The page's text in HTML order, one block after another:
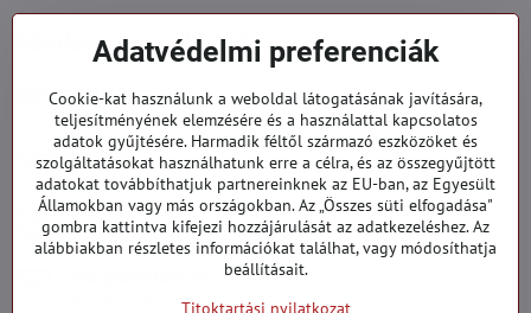
Minden a vásárlásról
Megrendelések
Kategóriák
919 060 751
Hétfő - Péntek: 09:00 - 15:00 hod.
Adatvédelmi preferenciák
Cookie-kat használunk a weboldal látogatásának javítására,
teljesítményének elemzésére és a használattal kapcsolatos
adatok gyűjtésére. Harmadik féltől származó eszközöket és
szolgáltatásokat használhatunk erre a célra, és az összegyűjtött
adatokat továbbíthatjuk partnereinknek az EU-ban, az Egyesült
Államokban vagy más országokban. Az „Összes süti elfogadása"
gombra kattintva kifejezi hozzájárulását az adatkezeléshez. Az
alábbiakban részletes információkat találhat, vagy módosíthatja
beállításait.
Titoktartási nyilatkozat